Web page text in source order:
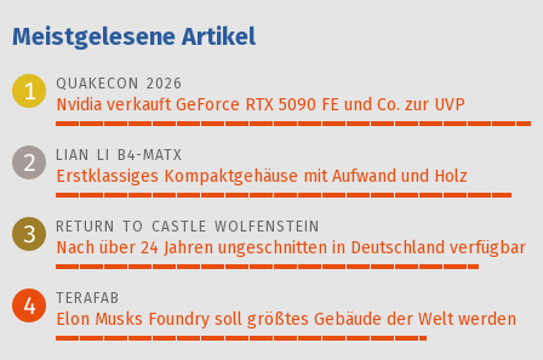
Meistgelesene Artikel
1
QUAKECON 2026
Nvidia verkauft GeForce RTX 5090 FE und Co. zur UVP
2 LIAN LI B4-MATX
Erstklassiges Kompaktgehäuse mit Aufwand und Holz
3 RETURN TO CASTLE WOLFENSTEIN
Nach über 24 Jahren ungeschnitten in Deutschland verfügbar
4 TERAFAB
Elon Musks Foundry soll größ­tes Gebäude der Welt werden